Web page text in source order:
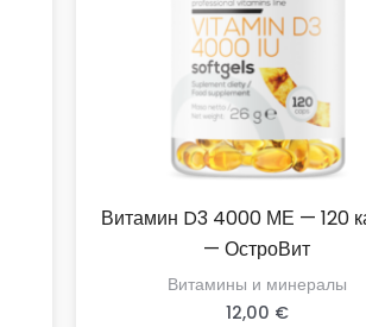
Витамин D3 4000 МЕ — 120
— ОстроВит
Витамины и минералы
12,00 €